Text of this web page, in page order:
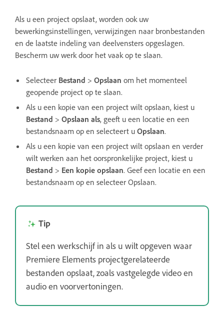
Als u een project opslaat, worden ook uw
bewerkingsinstellingen, verwijzingen naar bronbestanden
en de laatste indeling van deelvensters opgeslagen.
Bescherm uw werk door het vaak op te slaan.
Selecteer Bestand > Opslaan om het momenteel
geopende project op te slaan.
Als u een kopie van een project wilt opslaan, kiest u
Bestand > Opslaan als, geeft u een locatie en een
bestandsnaam op en selecteert u Opslaan.
Als u een kopie van een project wilt opslaan en verder
wilt werken aan het oorspronkelijke project, kiest u
Bestand > Een kopie opslaan. Geef een locatie en een
bestandsnaam op en selecteer Opslaan.
Tip
Stel een werkschijf in als u wilt opgeven waar
Premiere Elements projectgerelateerde
bestanden opslaat, zoals vastgelegde video en
audio en voorvertoningen.